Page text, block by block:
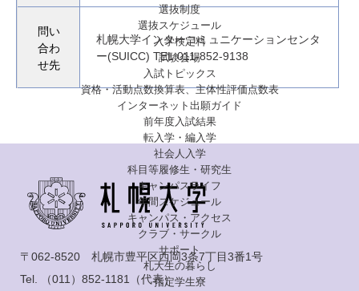
選抜制度
選抜スケジュール
入学検定料
試験会場
入試トピックス
資格・活動点数換算表、主体性評価点数表
インターネット出願ガイド
前年度入試結果
転入学・編入学
社会人入学
科目等履修生・研究生
キャンパスライフ
年間スケジュール
キャンパス・アクセス
クラブ・サークル
サポート
札大生の暮らし
指定学生寮
問い
合わ
せ先
札幌大学インターコミュニケーションセンタ
ー(SUICC) TEL:011-852-9138
〒062-8520 札幌市豊平区西岡3条7丁目3番1号
Tel.
（011）852-1181 （代表）